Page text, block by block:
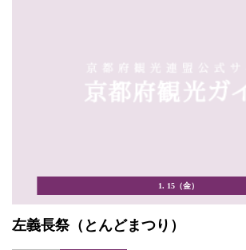
1. 15（金）
左義長祭（とんどまつり）